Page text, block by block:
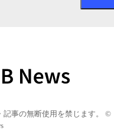
記事の無断使用を禁じます。 ©